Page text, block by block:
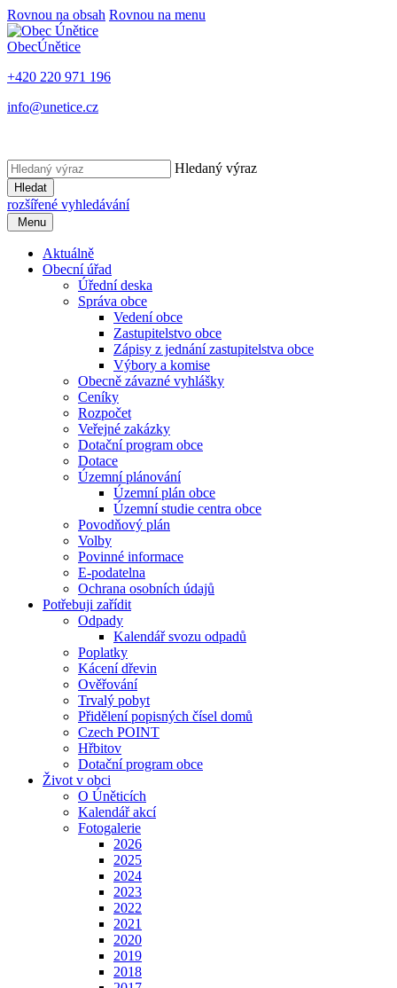
Rovnou na obsah Rovnou na menu
ObecÚnětice
+420 220 971 196
info@unetice.cz
Hledaný výraz
Hledat
rozšířené vyhledávání
Menu
Aktuálně
Obecní úřad
Úřední deska
Správa obce
Vedení obce
Zastupitelstvo obce
Zápisy z jednání zastupitelstva obce
Výbory a komise
Obecně závazné vyhlášky
Ceníky
Rozpočet
Veřejné zakázky
Dotační program obce
Dotace
Územní plánování
Územní plán obce
Územní studie centra obce
Povodňový plán
Volby
Povinné informace
E-podatelna
Ochrana osobních údajů
Potřebuji zařídit
Odpady
Kalendář svozu odpadů
Poplatky
Kácení dřevin
Ověřování
Trvalý pobyt
Přidělení popisných čísel domů
Czech POINT
Hřbitov
Dotační program obce
Život v obci
O Úněticích
Kalendář akcí
Fotogalerie
2026
2025
2024
2023
2022
2021
2020
2019
2018